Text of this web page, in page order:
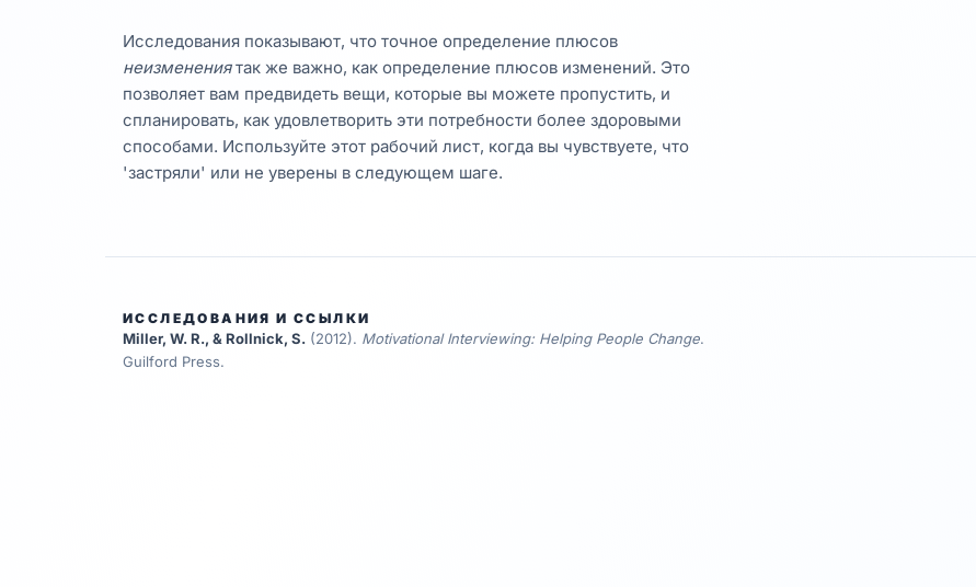
Исследования показывают, что точное определение плюсов
неизменениятак же важно, как определение плюсов изменений. Это
позволяет вам предвидеть вещи, которые вы можете пропустить, и
спланировать, как удовлетворить эти потребности более здоровыми
способами. Используйте этот рабочий лист, когда вы чувствуете, что
'застряли' или не уверены в следующем шаге.
ИССЛЕДОВАНИЯ И ССЫЛКИ
Miller, W. R., & Rollnick, S. (2012). Motivational Interviewing: Helping People Change.
Guilford Press.